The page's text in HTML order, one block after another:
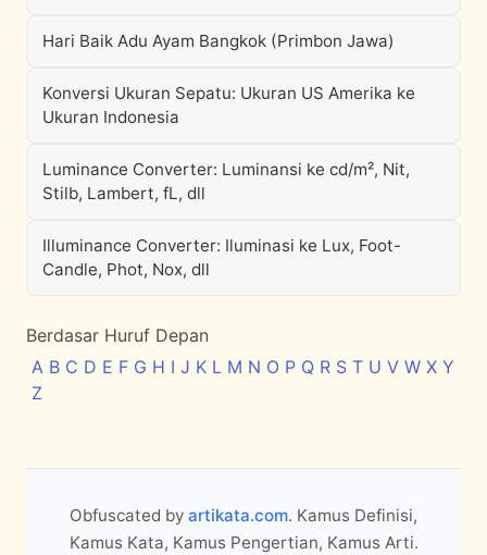
Hari Baik Adu Ayam Bangkok (Primbon Jawa)
Konversi Ukuran Sepatu: Ukuran US Amerika ke
Ukuran Indonesia
Luminance Converter: Luminansi ke cd/m², Nit,
Stilb, Lambert, fL, dll
Illuminance Converter: Iluminasi ke Lux, Foot-
Candle, Phot, Nox, dll
Berdasar Huruf Depan
A B C D E F G H I J K L M N O P Q R S T U V W X Y
Z
Obfuscated by artikata.com. Kamus Definisi,
Kamus Kata, Kamus Pengertian, Kamus Arti.